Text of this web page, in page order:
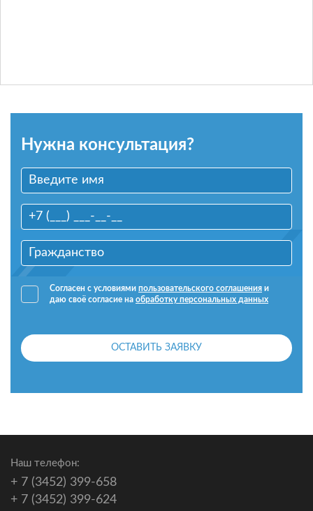
Нужна консультация?
Согласен с условиями пользовательского соглашения и
даю своё согласие на обработку персональных данных
ОСТАВИТЬ ЗАЯВКУ
Наш телефон:
+ 7 (3452) 399-658
+ 7 (3452) 399-624